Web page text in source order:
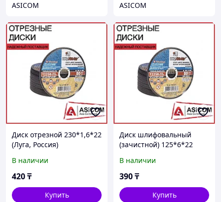
ASICOM ASICOM
Диск отрезной 230*1,6*22
(Луга, Россия)
В наличии
420₸
Купить
Диск шлифовальный
(зачистной) 125*6*22
В наличии
390₸
Купить